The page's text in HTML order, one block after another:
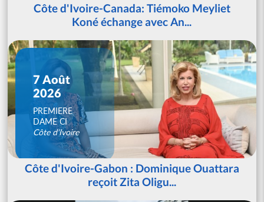
Côte d'Ivoire-Canada: Tiémoko Meyliet
Koné échange avec An...
7 Août
2026
PREMIERE
DAME CI
Côte d'Ivoire
Côte d'Ivoire-Gabon : Dominique Ouattara
reçoit Zita Oligu...